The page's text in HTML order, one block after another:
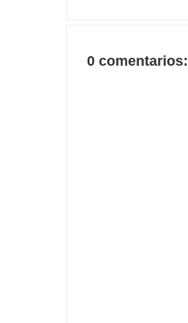
0 comentarios: